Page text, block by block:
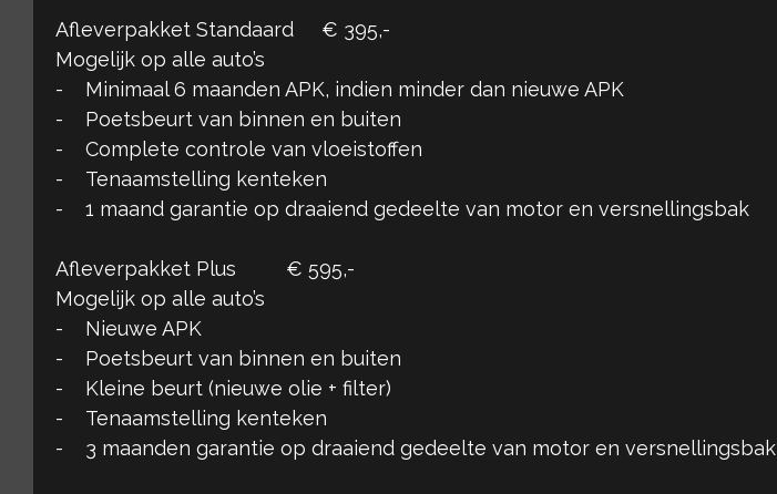
Afleverpakket Standaard € 395,-
Mogelijk op alle auto’s
- Minimaal 6 maanden APK, indien minder dan nieuwe APK
- Poetsbeurt van binnen en buiten
- Complete controle van vloeistoffen
- Tenaamstelling kenteken
- 1 maand garantie op draaiend gedeelte van motor en versnellingsbak
Afleverpakket Plus € 595,-
Mogelijk op alle auto’s
- Nieuwe APK
- Poetsbeurt van binnen en buiten
- Kleine beurt (nieuwe olie + filter)
- Tenaamstelling kenteken
- 3 maanden garantie op draaiend gedeelte van motor en versnellingsbak